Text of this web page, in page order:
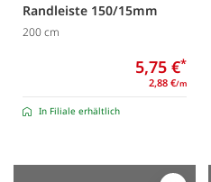
Randleiste 150/15mm
200 cm
5,75 €*
2,88 €/m
In Filiale erhältlich